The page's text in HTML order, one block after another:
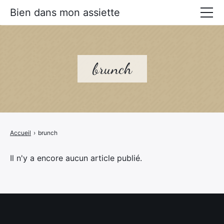
brunch
Accueil › brunch
Il n'y a encore aucun article publié.
Bien dans mon assiette
Prévenir les maladies